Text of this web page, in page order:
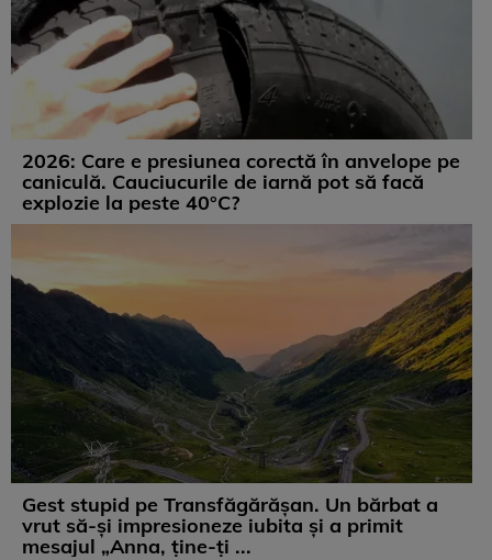
2026: Care e presiunea corectă în anvelope pe
caniculă. Cauciucurile de iarnă pot să facă
explozie la peste 40°C?
Gest stupid pe Transfăgărășan. Un bărbat a
vrut să-și impresioneze iubita și a primit
mesajul „Anna, ține-ți ...